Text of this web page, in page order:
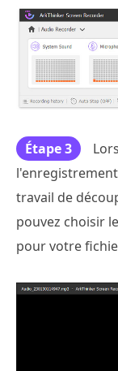
Étape 3
travail de
pouvez choisir
pour votre